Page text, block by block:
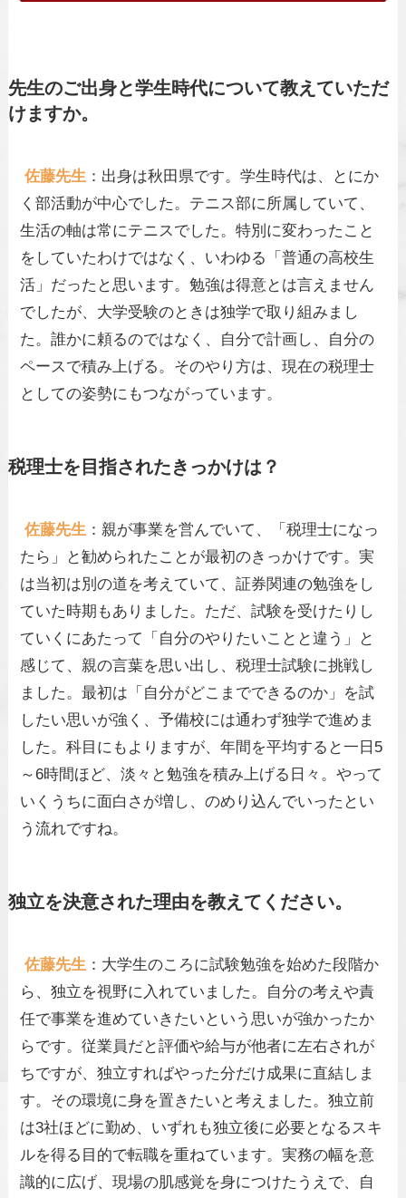
先生のご出身と学生時代について教えていただ
けますか。
佐藤先生 ：出身は秋田県です。学生時代は、とにか
く部活動が中心でした。テニス部に所属していて、
生活の軸は常にテニスでした。特別に変わったこと
をしていたわけではなく、いわゆる「普通の高校生
活」だったと思います。勉強は得意とは言えません
でしたが、大学受験のときは独学で取り組みまし
た。誰かに頼るのではなく、自分で計画し、自分の
ペースで積み上げる。そのやり方は、現在の税理士
としての姿勢にもつながっています。
税理士を目指されたきっかけは？
佐藤先生 ：親が事業を営んでいて、「税理士になっ
たら」と勧められたことが最初のきっかけです。実
は当初は別の道を考えていて、証券関連の勉強をし
ていた時期もありました。ただ、試験を受けたりし
ていくにあたって「自分のやりたいことと違う」と
感じて、親の言葉を思い出し、税理士試験に挑戦し
ました。最初は「自分がどこまでできるのか」を試
したい思いが強く、予備校には通わず独学で進めま
した。科目にもよりますが、年間を平均すると一日5
～6時間ほど、淡々と勉強を積み上げる日々。やって
いくうちに面白さが増し、のめり込んでいったとい
う流れですね。
独立を決意された理由を教えてください。
佐藤先生 ：大学生のころに試験勉強を始めた段階か
ら、独立を視野に入れていました。自分の考えや責
任で事業を進めていきたいという思いが強かったか
らです。従業員だと評価や給与が他者に左右されが
ちですが、独立すればやった分だけ成果に直結しま
す。その環境に身を置きたいと考えました。独立前
は3社ほどに勤め、いずれも独立後に必要となるスキ
ルを得る目的で転職を重ねています。実務の幅を意
識的に広げ、現場の肌感覚を身につけたうえで、自